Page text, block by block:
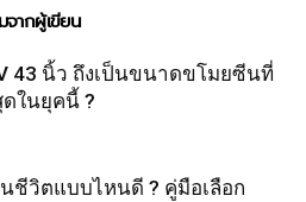
จากผู้เขียน
43 นิ้ว ถึงเป็นขนาดขโมยซีนที่
ในยุคนี้ ?
ชีวิตแบบไหนดี ? คู่มือเลือก